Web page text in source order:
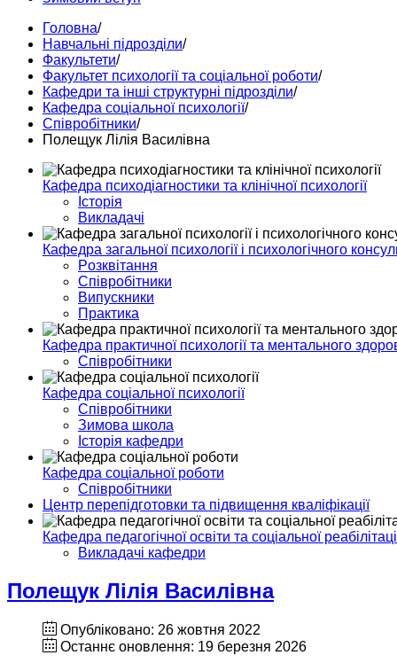
Головна/
Навчальні підрозділи/
Факультети/
Факультет психології та соціальної роботи/
Кафедри та інші структурні підрозділи/
Кафедра соціальної психології/
Співробітники/
Полещук Лілія Василівна
Кафедра психодіагностики та клінічної психології
Історія
Викладачі
Кафедра загальної психології і психологічного
Pозквітання
Співробітники
Випускники
Практика
Кафедра практичної психології та ментального
Співробітники
Кафедра соціальної психології
Співробітники
Зимова школа
Історія кафедри
Кафедра соціальної роботи
Співробітники
Центр перепідготовки та підвищення кваліфікації
Кафедра педагогічної освіти та соціальної
Викладачі кафедри
Полещук Лілія Василівна
Опубліковано: 26 жовтня 2022
Останнє оновлення: 19 березня 2026